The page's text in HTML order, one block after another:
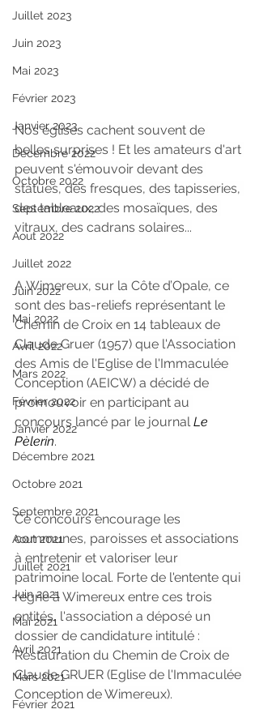
Juillet 2023
Juin 2023
Mai 2023
Février 2023
Janvier 2023
Décembre 2022
Octobre 2022
Septembre 2022
Aout 2022
Juillet 2022
Juin 2022
Mai 2022
Avril 2022
Mars 2022
Février 2022
Janvier 2022
Décembre 2021
Octobre 2021
Septembre 2021
Aout 2021
Juillet 2021
Juin 2021
Mai 2021
Avril 2021
Mars 2021
Février 2021
Nos églises cachent souvent de
belles surprises ! Et les amateurs d'art
peuvent s'émouvoir devant des
statues, des fresques, des tapisseries,
des tableaux, des mosaïques, des
vitraux, des cadrans solaires...
A Wimereux, sur la Côte d’Opale, ce
sont des bas-reliefs représentant le
Chemin de Croix en 14 tableaux de
Claude Gruer (1957) que l'Association
des Amis de l'Eglise de l'Immaculée
Conception (AEICW) a décidé de
promouvoir en participant au
concours lancé par le journal Le
Pèlerin.
Ce concours encourage les
communes, paroisses et associations
à entretenir et valoriser leur
patrimoine local. Forte de l'entente qui
règne à Wimereux entre ces trois
entités, l'association a déposé un
dossier de candidature intitulé :
Restauration du Chemin de Croix de
Claude GRUER (Eglise de l'Immaculée
Conception de Wimereux).